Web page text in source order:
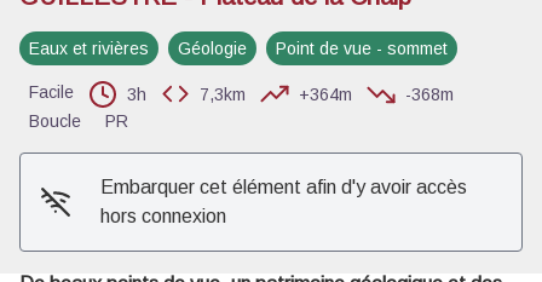
Voir l'image en plein écran
Eaux et rivières Géologie Point de vue - sommet
Facile 3h 7,3km +364m
-368m
Boucle
PR
Embarquer cet élément afin d'y avoir accès
hors connexion